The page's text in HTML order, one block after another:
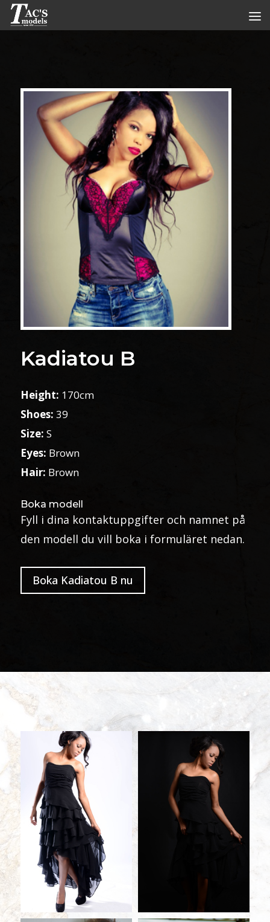
Kadiatou B
Height: 170cm
Shoes: 39
Size: S
Eyes: Brown
Hair: Brown
Boka modell
Fyll i dina kontaktuppgifter och namnet på
den modell du vill boka i formuläret nedan.
Boka Kadiatou B nu